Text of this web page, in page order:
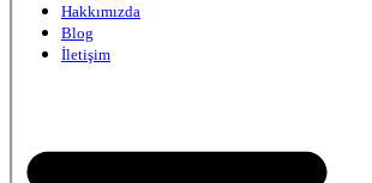
Hakkımızda
Blog
İletişim